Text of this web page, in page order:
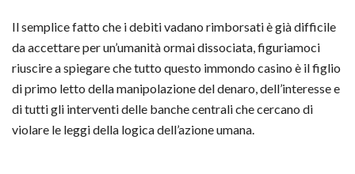
Il semplice fatto che i debiti vadano rimborsati è già difficile
da accettare per un’umanità ormai dissociata, figuriamoci
riuscire a spiegare che tutto questo immondo casino è il figlio
di primo letto della manipolazione del denaro, dell’interesse e
di tutti gli interventi delle banche centrali che cercano di
violare le leggi della logica dell’azione umana.